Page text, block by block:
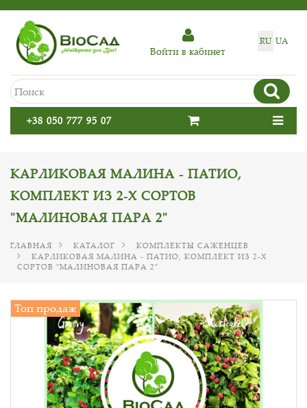
RU UA
Войти в кабинет
+38 050 777 95 07
КАРЛИКОВАЯ МАЛИНА - ПАТИО,
КОМПЛЕКТ ИЗ 2-Х СОРТОВ
"МАЛИНОВАЯ ПАРА 2"
ГЛАВНАЯ КАТАЛОГ
КОМПЛЕКТЫ САЖЕНЦЕВ
КАРЛИКОВАЯ МАЛИНА - ПАТИО, КОМПЛЕКТ ИЗ 2-Х
СОРТОВ "МАЛИНОВАЯ ПАРА 2"
Топ продаж